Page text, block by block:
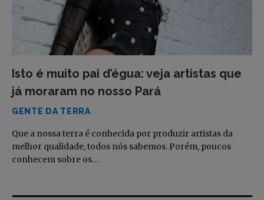
Isto é muito pai d’égua: veja artistas que
já moraram no nosso Pará
GENTE DA TERRA
Que a nossa terra é conhecida por produzir artistas da
melhor qualidade, todos nós sabemos. Porém, poucos
conhecem sobre os…